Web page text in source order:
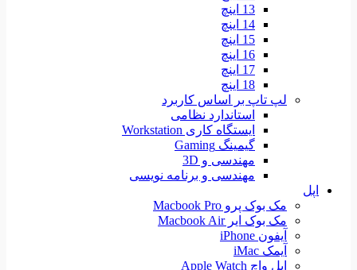
13 اینچ
14 اینچ
15 اینچ
16 اینچ
17 اینچ
18 اینچ
لپ تاپ بر اساس کاربرد
استاندارد نظامی
ایستگاه کاری Workstation
گیمینگ Gaming
مهندسی و 3D
مهندسی و برنامه نویسی
اپل
مک بوک پرو Macbook Pro
مک بوک ایر Macbook Air
آیفون iPhone
آیمک iMac
اپل واچ Apple Watch